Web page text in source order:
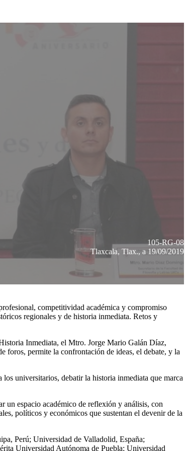
105-RG-08
Tlaxcala, Tlax., a 19/09/2019
competitividad académica y compromiso
regionales y de historia inmediata. Retos y
Inmediata, el Mtro. Jorge Mario Galán Díaz,
foros, permite la confrontación de ideas, el debate, y la
universitarios, debatir la historia inmediata que marca
un espacio académico de reflexión y análisis, con
políticos y económicos que sustentan el devenir de la
Perú; Universidad de Valladolid, España;
Universidad Autónoma de Puebla; Universidad